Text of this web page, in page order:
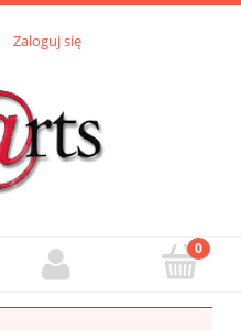
Zaloguj się